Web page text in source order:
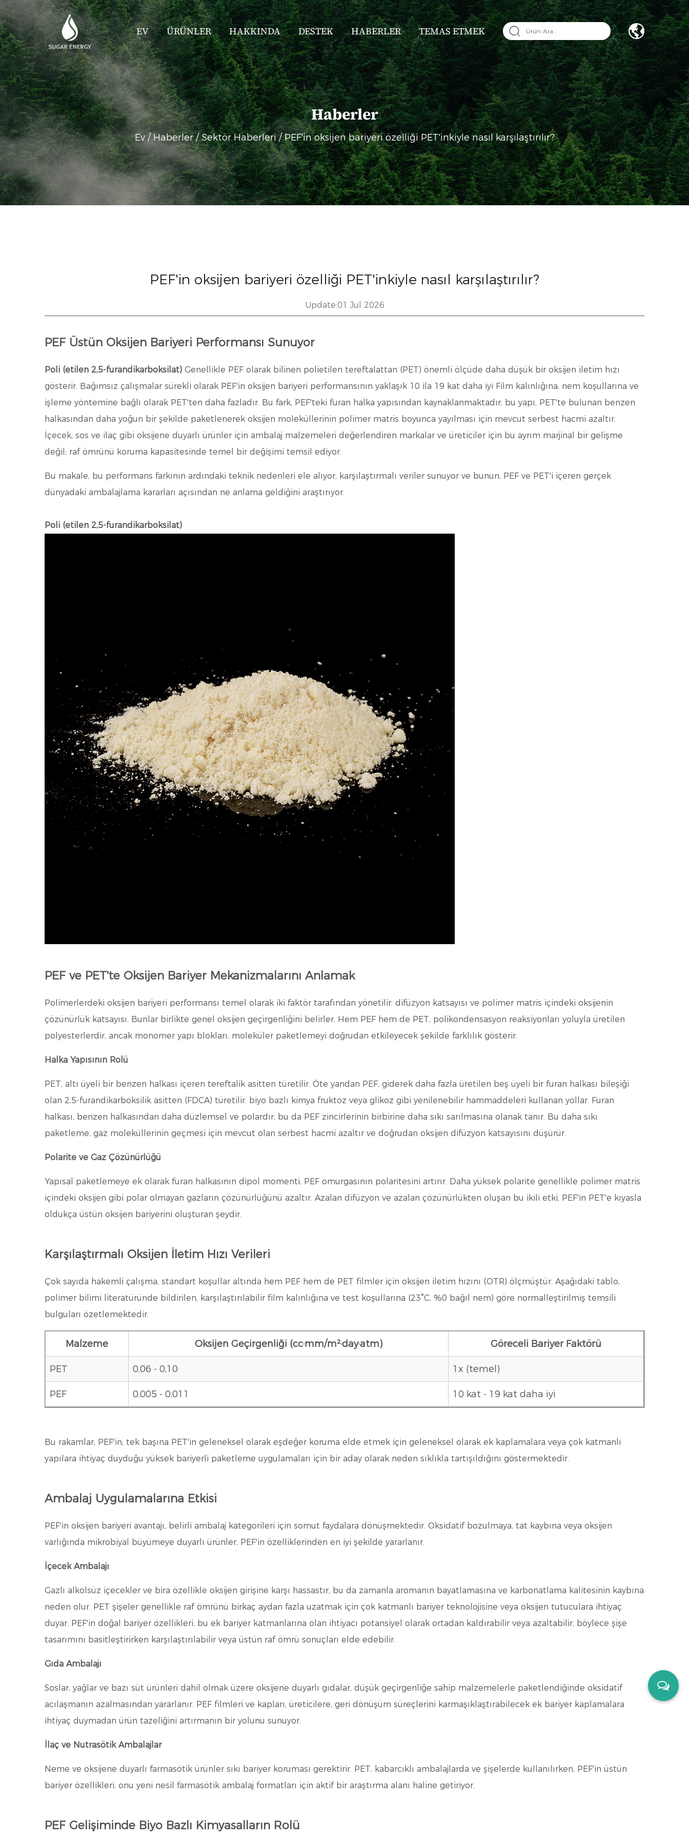
EV ÜRÜNLER HAKKINDA DESTEK HABERLER TEMAS ETMEK
Haberler
Ev/Haberler/Sektör Haberleri/PEF'in oksijen bariyeri özelliği PET'inkiyle nasıl karşılaştırılır?
PEF'in oksijen bariyeri özelliği PET'inkiyle nasıl karşılaştırılır?
Update:01 Jul 2026
PEF Üstün Oksijen Bariyeri Performansı Sunuyor
Poli (etilen 2,5-furandikarboksilat) Genellikle PEF olarak bilinen polietilen tereftalattan (PET) önemli ölçüde daha düşük bir oksijen iletim hızı
gösterir. Bağımsız çalışmalar sürekli olarak PEF'in oksijen bariyeri performansının yaklaşık 10 ila 19 kat daha iyi Film kalınlığına, nem koşullarına ve
işleme yöntemine bağlı olarak PET'ten daha fazladır. Bu fark, PEF'teki furan halka yapısından kaynaklanmaktadır; bu yapı, PET'te bulunan benzen
halkasından daha yoğun bir şekilde paketlenerek oksijen moleküllerinin polimer matris boyunca yayılması için mevcut serbest hacmi azaltır.
İçecek, sos ve ilaç gibi oksijene duyarlı ürünler için ambalaj malzemeleri değerlendiren markalar ve üreticiler için bu ayrım marjinal bir gelişme
değil; raf ömrünü koruma kapasitesinde temel bir değişimi temsil ediyor.
Bu makale, bu performans farkının ardındaki teknik nedenleri ele alıyor, karşılaştırmalı veriler sunuyor ve bunun, PEF ve PET'i içeren gerçek
dünyadaki ambalajlama kararları açısından ne anlama geldiğini araştırıyor.
Poli (etilen 2,5-furandikarboksilat)
PEF ve PET'te Oksijen Bariyer Mekanizmalarını Anlamak
Polimerlerdeki oksijen bariyeri performansı temel olarak iki faktör tarafından yönetilir: difüzyon katsayısı ve polimer matris içindeki oksijenin
çözünürlük katsayısı. Bunlar birlikte genel oksijen geçirgenliğini belirler. Hem PEF hem de PET, polikondensasyon reaksiyonları yoluyla üretilen
polyesterlerdir, ancak monomer yapı blokları, moleküler paketlemeyi doğrudan etkileyecek şekilde farklılık gösterir.
Halka Yapısının Rolü
PET, altı üyeli bir benzen halkası içeren tereftalik asitten türetilir. Öte yandan PEF, giderek daha fazla üretilen beş üyeli bir furan halkası bileşiği
olan 2,5-furandikarboksilik asitten (FDCA) türetilir. biyo bazlı kimya fruktoz veya glikoz gibi yenilenebilir hammaddeleri kullanan yollar. Furan
halkası, benzen halkasından daha düzlemsel ve polardır; bu da PEF zincirlerinin birbirine daha sıkı sarılmasına olanak tanır. Bu daha sıkı
paketleme, gaz moleküllerinin geçmesi için mevcut olan serbest hacmi azaltır ve doğrudan oksijen difüzyon katsayısını düşürür.
Polarite ve Gaz Çözünürlüğü
Yapısal paketlemeye ek olarak furan halkasının dipol momenti, PEF omurgasının polaritesini artırır. Daha yüksek polarite genellikle polimer matris
içindeki oksijen gibi polar olmayan gazların çözünürlüğünü azaltır. Azalan difüzyon ve azalan çözünürlükten oluşan bu ikili etki, PEF'in PET'e kıyasla
oldukça üstün oksijen bariyerini oluşturan şeydir.
Karşılaştırmalı Oksijen İletim Hızı Verileri
Çok sayıda hakemli çalışma, standart koşullar altında hem PEF hem de PET filmler için oksijen iletim hızını (OTR) ölçmüştür. Aşağıdaki tablo,
polimer bilimi literatüründe bildirilen, karşılaştırılabilir film kalınlığına ve test koşullarına (23°C, %0 bağıl nem) göre normalleştirilmiş temsili
bulguları özetlemektedir.
Malzeme Oksijen Geçirgenliği (cc·mm/m²·day·atm) Göreceli Bariyer Faktörü
PET 0,06 - 0,10 1x (temel)
PEF 0,005 - 0,011 10 kat - 19 kat daha iyi
Bu rakamlar, PEF'in, tek başına PET'in geleneksel olarak eşdeğer koruma elde etmek için geleneksel olarak ek kaplamalara veya çok katmanlı
yapılara ihtiyaç duyduğu yüksek bariyerli paketleme uygulamaları için bir aday olarak neden sıklıkla tartışıldığını göstermektedir.
Ambalaj Uygulamalarına Etkisi
PEF'in oksijen bariyeri avantajı, belirli ambalaj kategorileri için somut faydalara dönüşmektedir. Oksidatif bozulmaya, tat kaybına veya oksijen
varlığında mikrobiyal büyümeye duyarlı ürünler, PEF'in özelliklerinden en iyi şekilde yararlanır.
İçecek Ambalajı
Gazlı alkolsüz içecekler ve bira özellikle oksijen girişine karşı hassastır, bu da zamanla aromanın bayatlamasına ve karbonatlama kalitesinin kaybına
neden olur. PET şişeler genellikle raf ömrünü birkaç aydan fazla uzatmak için çok katmanlı bariyer teknolojisine veya oksijen tutuculara ihtiyaç
duyar. PEF'in doğal bariyer özellikleri, bu ek bariyer katmanlarına olan ihtiyacı potansiyel olarak ortadan kaldırabilir veya azaltabilir, böylece şişe
tasarımını basitleştirirken karşılaştırılabilir veya üstün raf ömrü sonuçları elde edebilir.
Gıda Ambalajı
Soslar, yağlar ve bazı süt ürünleri dahil olmak üzere oksijene duyarlı gıdalar, düşük geçirgenliğe sahip malzemelerle paketlendiğinde oksidatif
acılaşmanın azalmasından yararlanır. PEF filmleri ve kapları, üreticilere, geri dönüşüm süreçlerini karmaşıklaştırabilecek ek bariyer kaplamalara
ihtiyaç duymadan ürün tazeliğini artırmanın bir yolunu sunuyor.
İlaç ve Nutrasötik Ambalajlar
Neme ve oksijene duyarlı farmasötik ürünler sıkı bariyer koruması gerektirir. PET, kabarcıklı ambalajlarda ve şişelerde kullanılırken, PEF'in üstün
bariyer özellikleri, onu yeni nesil farmasötik ambalaj formatları için aktif bir araştırma alanı haline getiriyor.
PEF Gelişiminde Biyo Bazlı Kimyasalların Rolü